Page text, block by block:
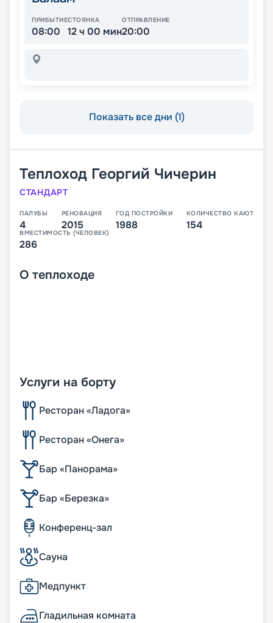
ПРИБЫТИЕ
08:00
СТОЯНКА
12 ч 00 мин
ОТПРАВЛЕНИЕ
20:00
Показать все дни (1)
Теплоход Георгий Чичерин
СТАНДАРТ
ПАЛУБЫ
4
РЕНОВАЦИЯ
2015
ГОД ПОСТРОЙКИ
1988
КОЛИЧЕСТВО КАЮТ
154
ВМЕСТИМОСТЬ (ЧЕЛОВЕК)
286
О теплоходе
Услуги на борту
Ресторан «Ладога»
Ресторан «Онега»
Бар «Панорама»
Бар «Березка»
Конференц-зал
Сауна
Медпункт
Гладильная комната